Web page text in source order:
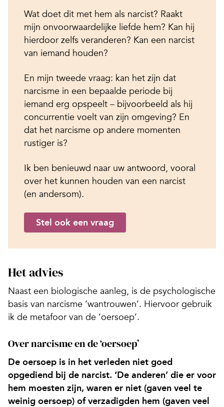
Wat doet dit met hem als narcist? Raakt
mijn onvoorwaardelijke liefde hem? Kan hij
hierdoor zelfs veranderen? Kan een narcist
van iemand houden?
En mijn tweede vraag: kan het zijn dat
narcisme in een bepaalde periode bij
iemand erg opspeelt – bijvoorbeeld als hij
concurrentie voelt van zijn omgeving? En
dat het narcisme op andere momenten
rustiger is?
Ik ben benieuwd naar uw antwoord, vooral
over het kunnen houden van een narcist
(en andersom).
Stel ook een vraag
Het advies
Naast een biologische aanleg, is de psychologische
basis van narcisme ‘wantrouwen’. Hiervoor gebruik
ik de metafoor van de ‘oersoep’.
Over narcisme en de ‘oersoep’
De oersoep is in het verleden niet goed
opgediend bij de narcist. ‘De anderen’ die er voor
hem moesten zijn, waren er niet (gaven veel te
weinig oersoep) of verzadigden hem (gaven veel